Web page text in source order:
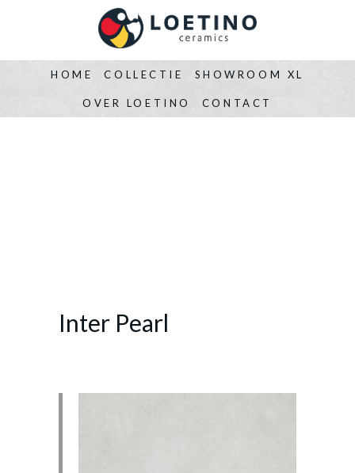
HOME COLLECTIE SHOWROOM XL
OVER LOETINO CONTACT
Inter Pearl